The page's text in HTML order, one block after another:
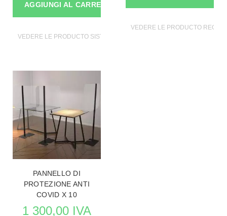
AGGIUNGI AL CARRELLO
VEDERE LE PRODUCTO SISTEMI DI SICUREZZA
VEDERE LE PRODUCTO
PANNELLO DI
PROTEZIONE ANTI
COVID X 10
1 300,00 IVA